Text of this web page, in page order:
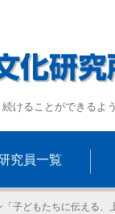
けることができるよ
究員一覧
子どもたちに伝える、